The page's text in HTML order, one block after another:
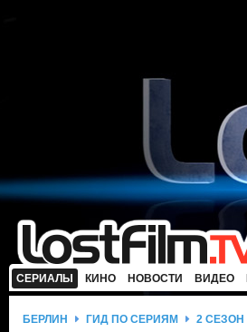
СЕРИАЛЫ КИНО НОВОСТИ ВИДЕО
БЕРЛИН ГИД ПО СЕРИЯМ 2 СЕЗОН